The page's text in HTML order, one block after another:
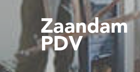
Zaandam
PDV